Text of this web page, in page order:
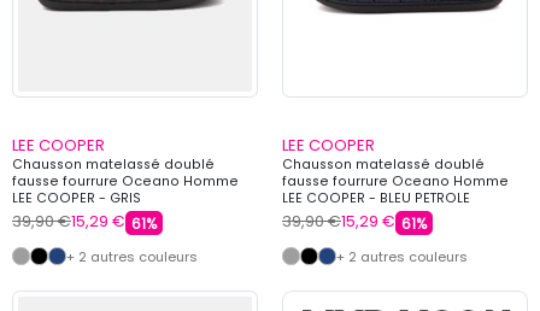
LEE COOPER
Chausson matelassé doublé
fausse fourrure Oceano Homme
LEE COOPER - GRIS
39,90 €15,29 € 61%
+ 2 autres couleurs
LEE COOPER
Chausson matelassé doublé
fausse fourrure Oceano Homme
LEE COOPER - BLEU PETROLE
39,90 €15,29 € 61%
+ 2 autres couleurs